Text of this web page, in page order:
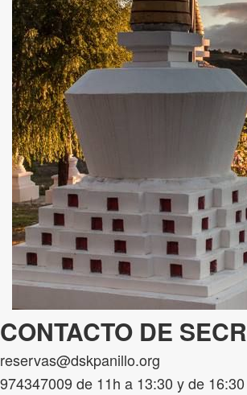
CONTACTO DE
reservas@dskpanillo.org
974347009 de 11h a 13:30 y de